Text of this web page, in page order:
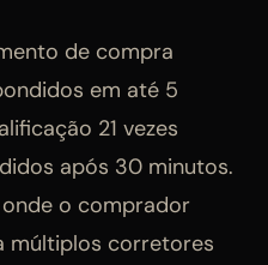
de compra
em até 5
21 vezes
após 30 minutos.
o comprador
múltiplos corretores